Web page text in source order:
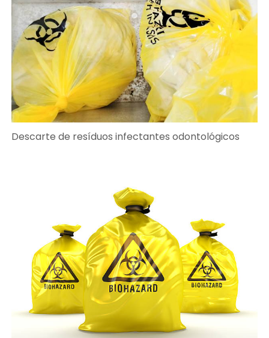
Descarte de resíduos infectantes odontológicos